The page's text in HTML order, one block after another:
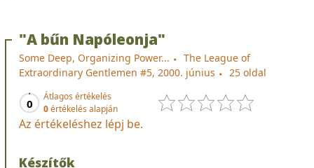
"A bűn Napóleonja"
Some Deep, Organizing Power...
The League of
Extraordinary Gentlemen #5, 2000. június
25 oldal
0
Átlagos értékelés
0értékelés alapján
Az értékeléshez lépj be.
Készítők